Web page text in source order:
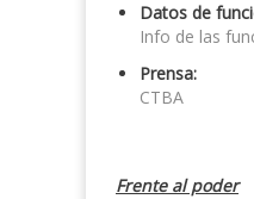
Datos de
Info de las
Prensa:
CTBA
Frente al poder